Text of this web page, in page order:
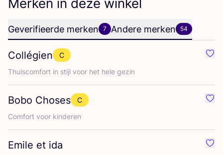
Merken in deze winkel
Geverifieerde merken 7 Andere merken 54
Collégien
C
Thuis­com­fort in stijl voor het hele gezin
Bobo Choses
C
Com­fort voor kinderen
Emile et ida